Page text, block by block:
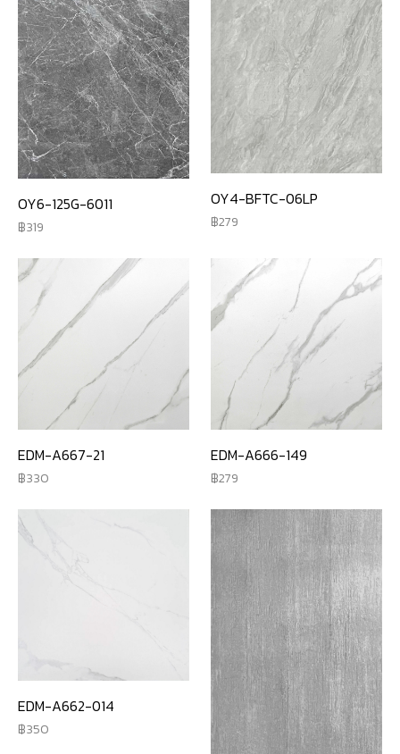
OY6-125G-6011
319
OY4-BFTC-06LP
279
EDM-A667-21
330
EDM-A666-149
279
EDM-A662-014
350